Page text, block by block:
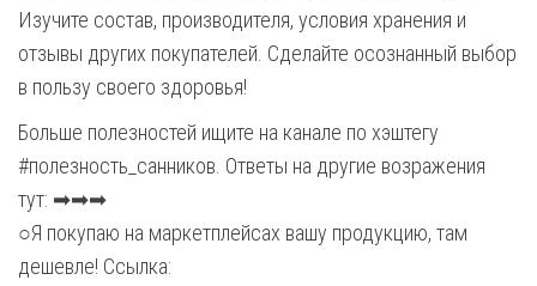
Изучите состав, производителя, условия хранения и
отзывы других покупателей. Сделайте осознанный выбор
в пользу своего здоровья!
Больше полезностей ищите на канале по хэштегу
#полезность_санников. Ответы на другие возражения
тут: ➡➡➡
○Я покупаю на маркетплейсах вашу продукцию, там
дешевле! Ссылка: